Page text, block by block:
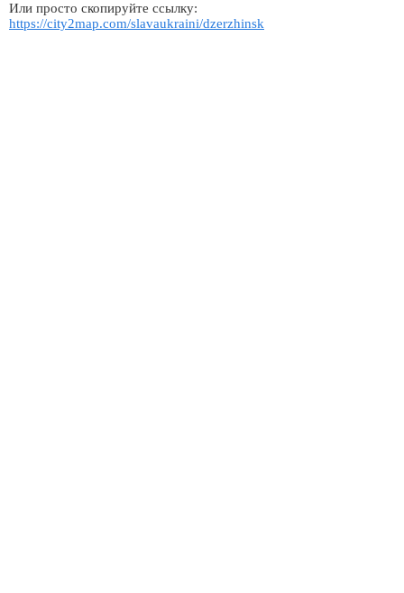
Или просто скопируйте ссылку:
https://city2map.com/slavaukraini/dzerzhinsk